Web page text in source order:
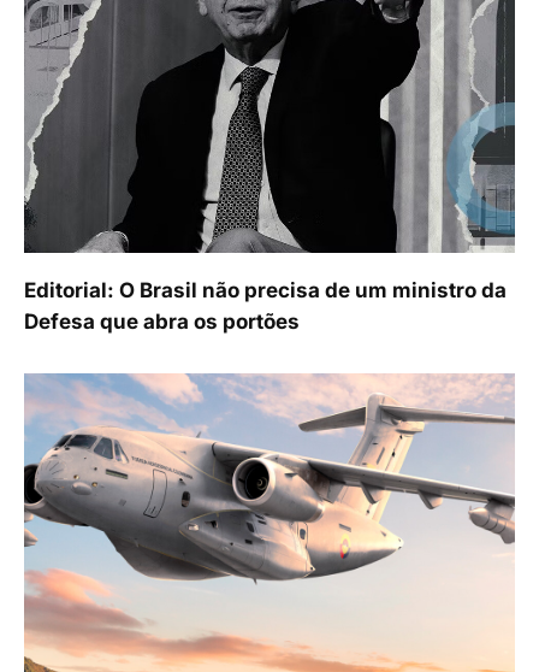
Editorial: O Brasil não precisa de um ministro da
Defesa que abra os portões